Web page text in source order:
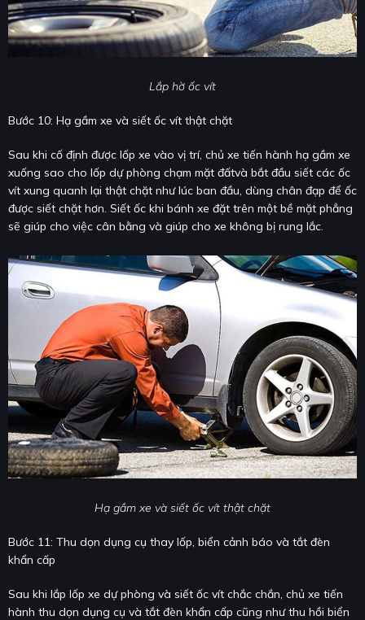
Lắp hờ ốc vít
Bước 10: Hạ gầm xe và siết ốc vít thật chặt
Sau khi cố định được lốp xe vào vị trí, chủ xe tiến hành hạ gầm xe
xuống sao cho lốp dự phòng chạm mặt đấtvà bắt đầu siết các ốc
vít xung quanh lại thật chặt như lúc ban đầu, dùng chân đạp để ốc
được siết chặt hơn. Siết ốc khi bánh xe đặt trên một bề mặt phẳng
sẽ giúp cho việc cân bằng và giúp cho xe không bị rung lắc.
Hạ gầm xe và siết ốc vít thật chặt
Bước 11: Thu dọn dụng cụ thay lốp, biển cảnh báo và tắt đèn
khẩn cấp
Sau khi lắp lốp xe dự phòng và siết ốc vít chắc chắn, chủ xe tiến
hành thu dọn dụng cụ và tắt đèn khẩn cấp cũng như thu hồi biển